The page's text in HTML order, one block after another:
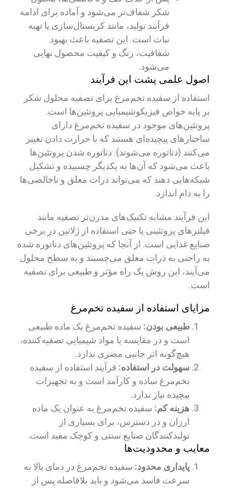
شکر شفاف‌تر می‌شود و آماده برای ادامه
فرآیند تولید، مانند کریستال‌سازی یا تهیه
نبات است. این تصفیه باعث بهبود
شفافیت، رنگ و کیفیت محصول نهایی
می‌شود.
اصول علمی پشت این فرآیند
استفاده از سفیده تخم‌مرغ برای تصفیه محلول شکر
بر پایه خواص فیزیکوشیمیایی پروتئین‌ها است.
پروتئین‌های موجود در سفیده تخم‌مرغ دارای
ساختارهای پیچیده‌ای هستند که با حرارت دادن تغییر
می‌کنند (دناتوره می‌شوند). دناتوره شدن پروتئین‌ها
باعث می‌شود که آن‌ها به یکدیگر چسبیده و تشکیل
شبکه‌هایی دهند که می‌تواند ذرات معلق و ناخالصی‌ها
را به دام اندازد.
این فرآیند مشابه تکنیک‌های مدرن‌تر تصفیه مانند
فیلترهای پروتئینی یا حتی استفاده از ژلاتین در برخی
صنایع غذایی است. از آنجا که پروتئین‌های دناتوره شده
به راحتی به ذرات معلق می‌چسبند و به سطح محلول
می‌آیند، این روش یک راه مؤثر و طبیعی برای تصفیه
است.
مزایای استفاده از سفیده تخم‌مرغ
طبیعی بودن: سفیده تخم‌مرغ یک ماده طبیعی
است و در مقایسه با مواد شیمیایی تصفیه‌کننده،
هیچ‌گونه اثر جانبی مضری ندارد.
سهولت در استفاده: فرآیند استفاده از سفیده
تخم‌مرغ ساده و کارآمد است و به تجهیزات
پیچیده نیاز ندارد.
هزینه کم: سفیده تخم‌مرغ به عنوان یک ماده
ارزان و در دسترس، برای بسیاری از
تولیدکنندگان صنایع سنتی و کوچک مفید است.
معایب و محدودیت‌ها
پایداری محدود: سفیده تخم‌مرغ در دمای بالا به
سرعت فاسد می‌شود و باید بلافاصله پس از